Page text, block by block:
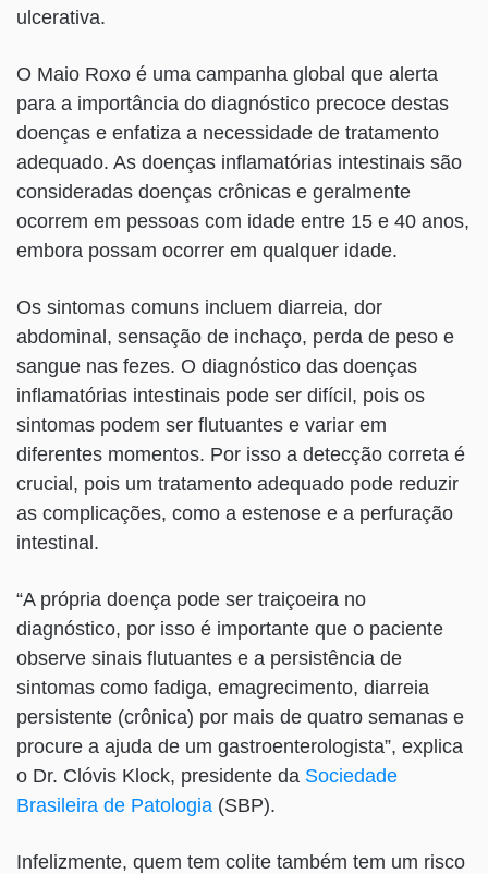
ulcerativa.
O Maio Roxo é uma campanha global que alerta
para a importância do diagnóstico precoce destas
doenças e enfatiza a necessidade de tratamento
adequado. As doenças inflamatórias intestinais são
consideradas doenças crônicas e geralmente
ocorrem em pessoas com idade entre 15 e 40 anos,
embora possam ocorrer em qualquer idade.
Os sintomas comuns incluem diarreia, dor
abdominal, sensação de inchaço, perda de peso e
sangue nas fezes. O diagnóstico das doenças
inflamatórias intestinais pode ser difícil, pois os
sintomas podem ser flutuantes e variar em
diferentes momentos. Por isso a detecção correta é
crucial, pois um tratamento adequado pode reduzir
as complicações, como a estenose e a perfuração
intestinal.
“A própria doença pode ser traiçoeira no
diagnóstico, por isso é importante que o paciente
observe sinais flutuantes e a persistência de
sintomas como fadiga, emagrecimento, diarreia
persistente (crônica) por mais de quatro semanas e
procure a ajuda de um gastroenterologista”, explica
o Dr. Clóvis Klock, presidente da Sociedade
Brasileira de Patologia (SBP).
Infelizmente, quem tem colite também tem um risco